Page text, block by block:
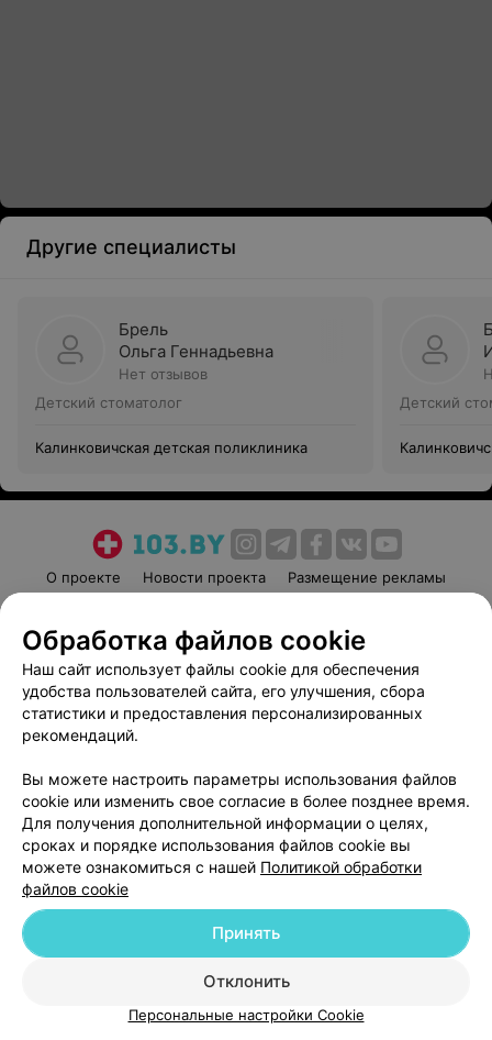
Другие специалисты
Брель
Ольга Геннадьевна
Нет отзывов
Детский стоматолог
Калинковичская детская поликлиника
Детский
О проекте Новости проекта
Размещение рекламы
Пользовательское соглашение
Способы оплаты
Вакансии
Партнеры
Написать руководителю 103.by
Обработка персональных данных
© 2026 ООО «Артокс Лаб», УНП 191700409
| 220012, Республика Беларусь,
Служба поддержки +375 291212755
Обработка файлов cookie
Наш сайт использует файлы cookie для обеспечения
удобства пользователей сайта, его улучшения, сбора
статистики и предоставления персонализированных
рекомендаций.
Вы можете настроить параметры использования файлов
cookie или изменить свое согласие в более позднее время.
Для получения дополнительной информации о целях,
сроках и порядке использования файлов cookie вы
можете ознакомиться с нашей Политикой обработки
файлов cookie
Отклонить
Принять
Персональные настройки Cookie